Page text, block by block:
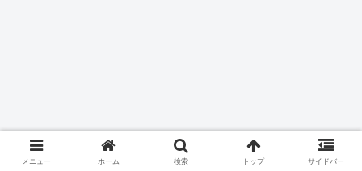
メニュー ホーム 検索 トップ サイドバー